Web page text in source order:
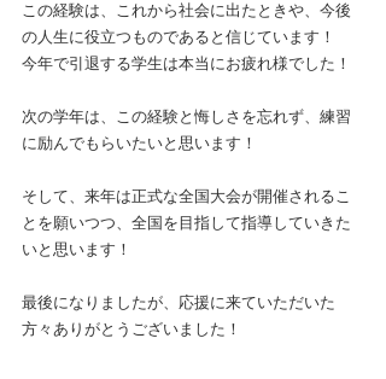
この経験は、これから社会に出たときや、今後
の人生に役立つものであると信じています！
今年で引退する学生は本当にお疲れ様でした！
次の学年は、この経験と悔しさを忘れず、練習
に励んでもらいたいと思います！
そして、来年は正式な全国大会が開催されるこ
とを願いつつ、全国を目指して指導していきた
いと思います！
最後になりましたが、応援に来ていただいた
方々ありがとうございました！